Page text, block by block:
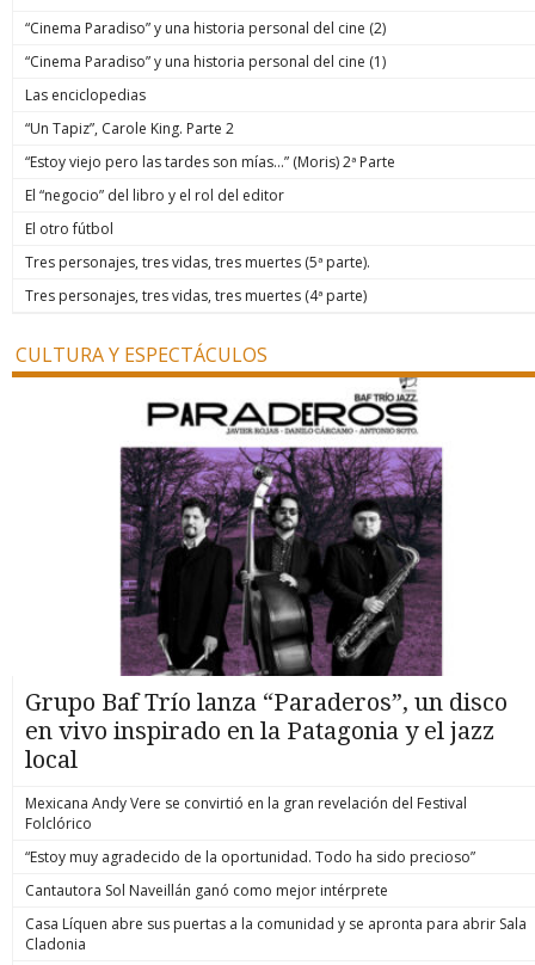
“Cinema Paradiso” y una historia personal del cine (2)
“Cinema Paradiso” y una historia personal del cine (1)
Las enciclopedias
“Un Tapiz”, Carole King. Parte 2
“Estoy viejo pero las tardes son mías…” (Moris) 2ª Parte
El “negocio” del libro y el rol del editor
El otro fútbol
Tres personajes, tres vidas, tres muertes (5ª parte).
Tres personajes, tres vidas, tres muertes (4ª parte)
CULTURA Y ESPECTÁCULOS
Grupo Baf Trío lanza “Paraderos”, un disco
en vivo inspirado en la Patagonia y el jazz
local
Mexicana Andy Vere se convirtió en la gran revelación del Festival
Folclórico
“Estoy muy agradecido de la oportunidad. Todo ha sido precioso”
Cantautora Sol Naveillán ganó como mejor intérprete
Casa Líquen abre sus puertas a la comunidad y se apronta para abrir Sala
Cladonia